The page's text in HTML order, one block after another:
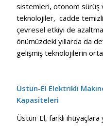
sistemleri, otonom sürüş
teknolojiler, cadde
çevresel etkiyi de
önümüzdeki yıllarda da
gelişmiş teknolojilerin
Üstün-El Elektrikli
Kapasiteleri
Üstün-El, farklı